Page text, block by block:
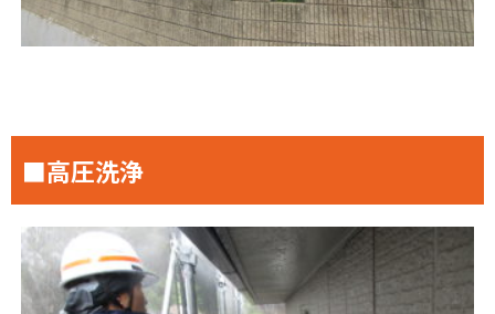
■高圧洗浄